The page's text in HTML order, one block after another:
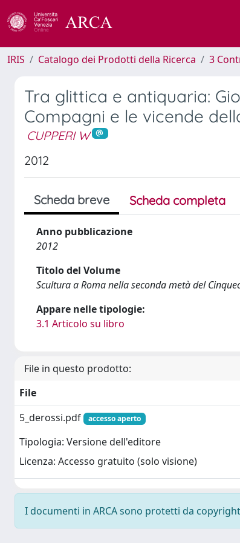
IRIS Catalogo dei Prodotti della Ricerca 3
Tra glittica e antiquaria:
Compagni e le vicende
CUPPERI W
2012
Scheda breve Scheda completa
Anno pubblicazione
2012
Titolo del Volume
Scultura a Roma nella seconda metà del
Appare nelle tipologie:
3.1 Articolo su libro
File in questo prodotto:
File
5_derossi.pdf
accesso aperto
Tipologia: Versione dell'editore
Licenza: Accesso gratuito (solo visione)
I documenti in ARCA sono protetti da